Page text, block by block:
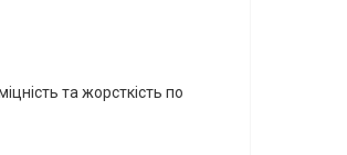
та жорсткість по